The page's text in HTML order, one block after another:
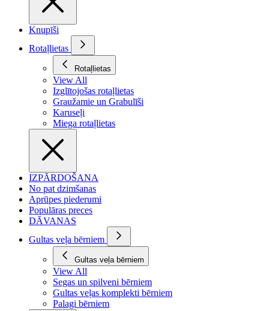
Knupīši
Rotaļlietas
Rotaļlietas
View All
Izglītojošas rotaļlietas
Graužamie un Grabulīši
Karuseļi
Miega rotaļlietas
IZPĀRDOŠANA
No pat dzimšanas
Aprūpes piederumi
Populāras preces
DĀVANAS
Gultas veļa bērniem
Gultas veļa bērniem
View All
Segas un spilveni bērniem
Gultas veļas komplekti bērniem
Palagi bērniem